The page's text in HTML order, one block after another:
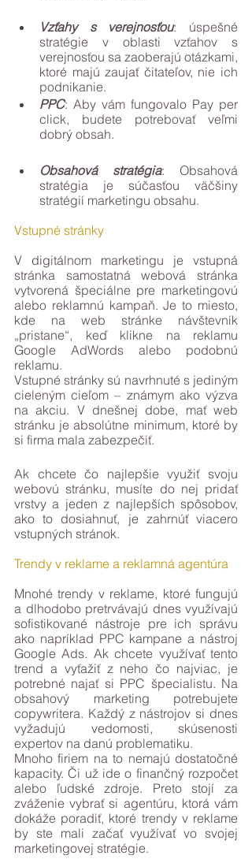
Vzťahy s verejnosťou: úspešné
stratégie v oblasti vzťahov s
verejnosťou sa zaoberajú otázkami,
ktoré majú zaujať čitateľov, nie ich
podnikanie.
PPC: Aby vám fungovalo Pay per
click, budete potrebovať veľmi
dobrý obsah.
Obsahová stratégia: Obsahová
stratégia je súčasťou väčšiny
stratégií marketingu obsahu.
Vstupné stránky
V digitálnom marketingu je vstupná
stránka samostatná webová stránka
vytvorená špeciálne pre marketingovú
alebo reklamnú kampaň. Je to miesto,
kde na web stránke návštevník
„pristane“, keď klikne na reklamu
Google AdWords alebo podobnú
reklamu.
Vstupné stránky sú navrhnuté s jediným
cieleným cieľom – známym ako výzva
na akciu. V dnešnej dobe, mať web
stránku je absolútne minimum, ktoré by
si firma mala zabezpečiť.
Ak chcete čo najlepšie využiť svoju
webovú stránku, musíte do nej pridať
vrstvy a jeden z najlepších spôsobov,
ako to dosiahnuť, je zahrnúť viacero
vstupných stránok.
Trendy v reklame a reklamná agentúra
Mnohé trendy v reklame, ktoré fungujú
a dlhodobo pretrvávajú dnes využívajú
sofistikované nástroje pre ich správu
ako napríklad PPC kampane a nástroj
Google Ads. Ak chcete využívať tento
trend a vyťažiť z neho čo najviac, je
potrebné najať si PPC špecialistu. Na
obsahový marketing potrebujete
copywritera. Každý z nástrojov si dnes
vyžadujú vedomosti, skúsenosti
expertov na danú problematiku.
Mnoho firiem na to nemajú dostatočné
kapacity. Či už ide o finančný rozpočet
alebo ľudské zdroje. Preto stojí za
zváženie vybrať si agentúru, ktorá vám
dokáže poradiť, ktoré trendy v reklame
by ste mali začať využívať vo svojej
marketingovej stratégie.